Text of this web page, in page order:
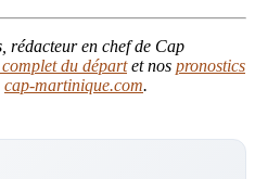
, rédacteur en chef de Cap
du départet nos pronostics
cap-martinique.com.